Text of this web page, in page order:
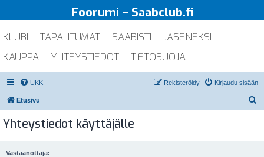
Foorumi – Saabclub.fi
KLUBI TAPAHTUMAT SAABISTI
JÄSENEKSI
KAUPPA
YHTEYSTIEDOT TIETOSUOJA
UKK Kirjaudu sisään
Rekisteröidy
Etusivu
Yhteystiedot käyttäjälle
Vastaanottaja: